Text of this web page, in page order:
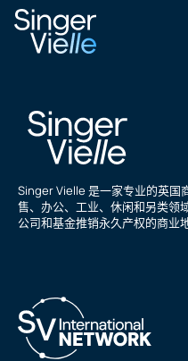
克里斯·斯
Singer Vielle 是一家专业的英国
售、办公、工业、休闲和另类领
公司和基金推销永久产权的商业